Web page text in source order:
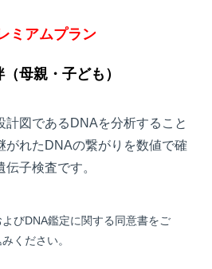
ミアムプラン
母親・子ども）
計図であるDNAを分析すること
がれたDNAの繋がりを数値で確
子検査です。
びDNA鑑定に関する同意書をご
ください。